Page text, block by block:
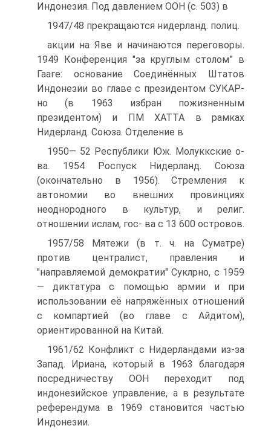
Индонезия. Под давлением OOH (с. 503) в
1947/48 прекращаются нидерланд. полиц.
акции на Яве и начинаются переговоры.
1949 Конференция "за круглым столом” в
Гааге: основание Соединённых Штатов
Индонезии во главе с президентом СУКАР-
но (в 1963 избран пожизненным
президентом) и ПМ XATTA в рамках
Нидерланд. Союза. Отделение в
1950— 52 Республики Юж. Молуккские о-
ва. 1954 Роспуск Нидерланд. Союза
(окончательно в 1956). Стремления к
автономии во внешних провинциях
неоднородного в культур, и религ.
отношении ислам, гос- ва с 13 600 островов.
1957/58 Мятежи (в т. ч. на Суматре)
против централист, правления и
"направляемой демократии" Суклрно, с 1959
— диктатура с помощью армии и при
использовании её напряжённых отношений
с компартией (во главе с Айдитом),
ориентированной на Китай.
1961/62 Конфликт с Нидерландами из-за
Запад. Ириана, который в 1963 благодаря
посредничеству OOH переходит под
индонезийское управление, а в результате
референдума в 1969 становится частью
Индонезии.